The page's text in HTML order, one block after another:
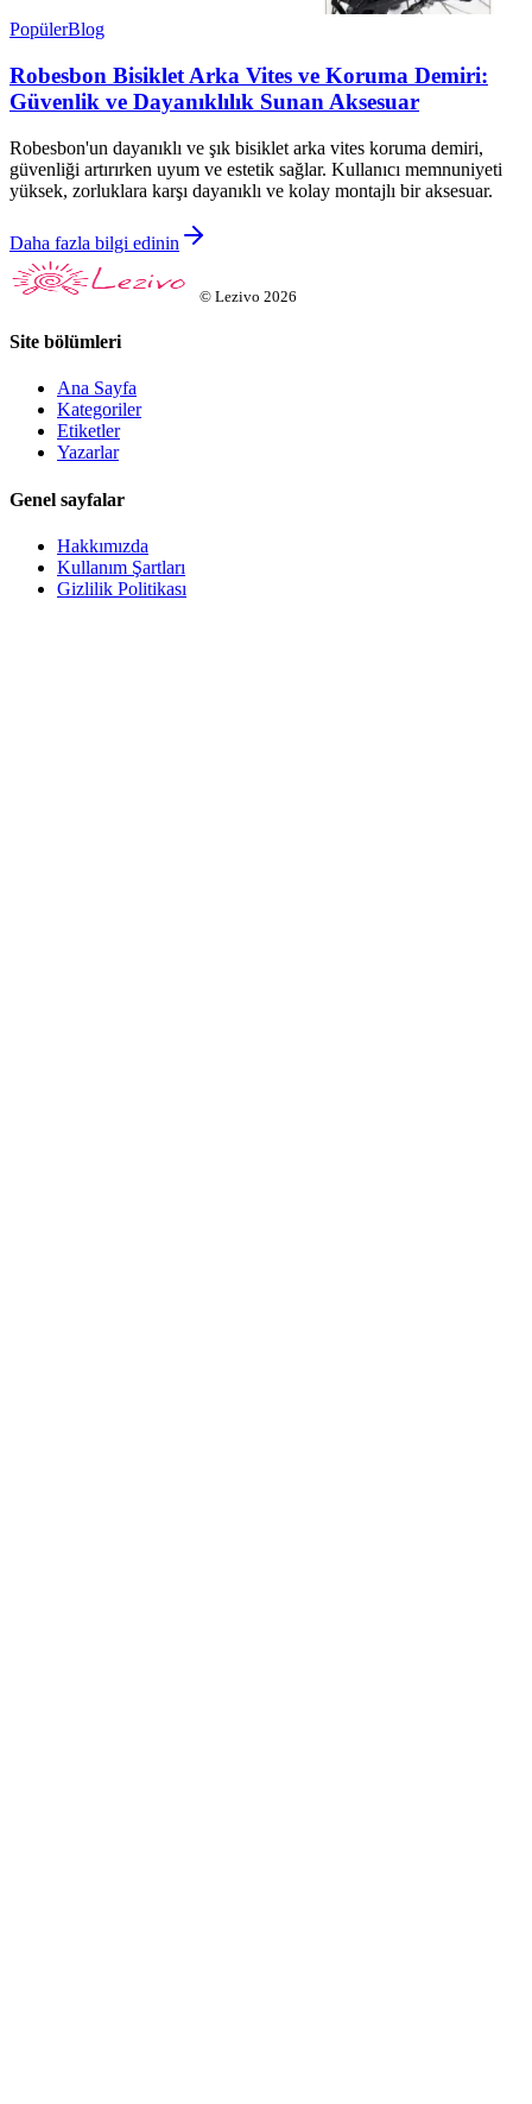
PopülerBlog
Robesbon Bisiklet Arka Vites ve Koruma Demiri:
Güvenlik ve Dayanıklılık Sunan Aksesuar
Robesbon'un dayanıklı ve şık bisiklet arka vites koruma demiri,
güvenliği artırırken uyum ve estetik sağlar. Kullanıcı memnuniyeti
yüksek, zorluklara karşı dayanıklı ve kolay montajlı bir aksesuar.
Daha fazla bilgi edinin
© Lezivo 2026
Site bölümleri
Ana Sayfa
Kategoriler
Etiketler
Yazarlar
Genel sayfalar
Hakkımızda
Kullanım Şartları
Gizlilik Politikası